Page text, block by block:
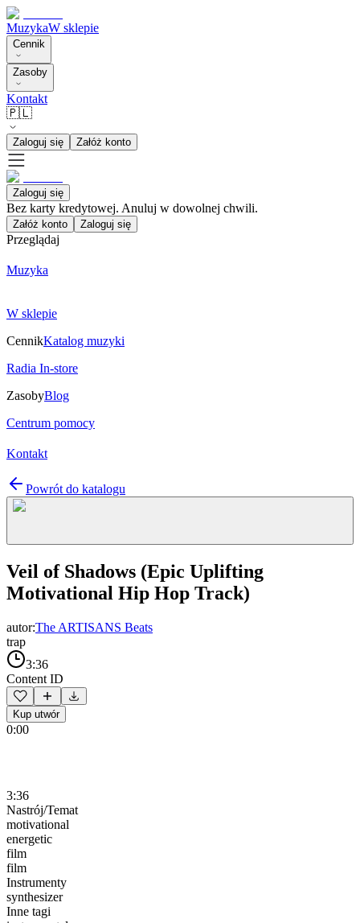
MuzykaW sklepie
Cennik
Zasoby
Kontakt
🇵🇱
Zaloguj się Załóż konto
Zaloguj się
Bez karty kredytowej. Anuluj w dowolnej chwili.
Załóż konto Zaloguj się
Przeglądaj
Muzyka
W sklepie
CennikKatalog muzyki
Radia In-store
ZasobyBlog
Centrum pomocy
Kontakt
Powrót do katalogu
Veil of Shadows (Epic Uplifting
Motivational Hip Hop Track)
autor:The ARTISANS Beats
trap
3:36
Content ID
Kup utwór
0:00
3:36
Nastrój/Temat
motivational
energetic
film
film
Instrumenty
synthesizer
Inne tagi